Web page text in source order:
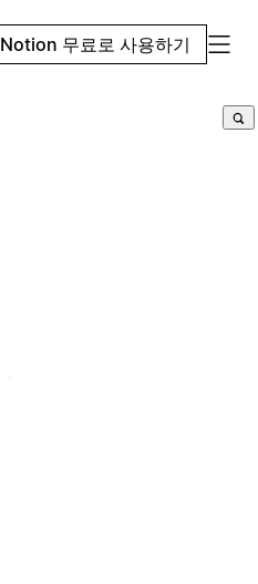
Notion 무료로 사용하기